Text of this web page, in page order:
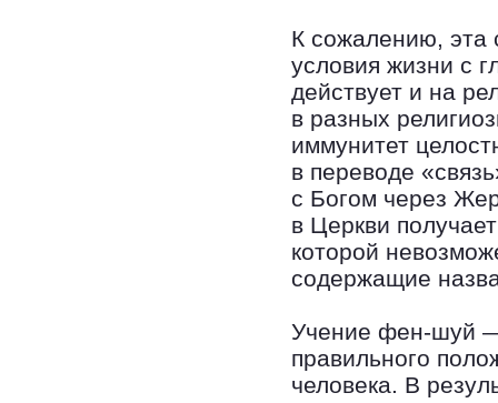
К сожалению, эта
условия жизни с
действует и на
в разных
иммунитет
в переводе
с Богом через
в Церкви
которой
содержащие
Учение фен-шуй —
правильного
человека. В